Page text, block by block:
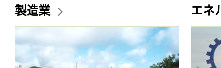
製造業 エネ